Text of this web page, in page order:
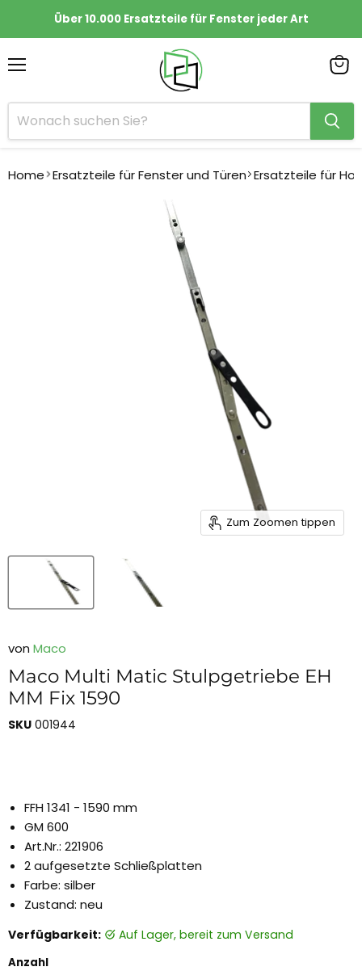
Über 10.000 Ersatzteile für Fenster jeder Art
Home Ersatzteile für Fenster und Türen Ersatzteile für
Zum Zoomen tippen
von Maco
Maco Multi Matic Stulpgetriebe EH
MM Fix 1590
SKU 001944
FFH 1341 - 1590 mm
GM 600
Art.Nr.: 221906
2 aufgesetzte Schließplatten
Farbe: silber
Zustand: neu
Verfügbarkeit: auf Lager, bereit zum Versand
Anzahl